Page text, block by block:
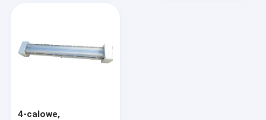
Oświetlenie LED przeciwwybuchowe
4-calowe,